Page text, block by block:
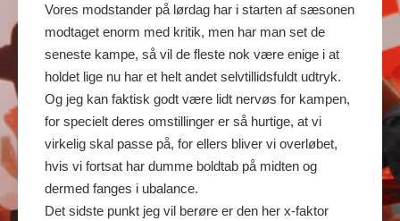
Vores modstander på lørdag har i starten af sæsonen
modtaget enorm med kritik, men har man set de
seneste kampe, så vil de fleste nok være enige i at
holdet lige nu har et helt andet selvtillidsfuldt udtryk.
Og jeg kan faktisk godt være lidt nervøs for kampen,
for specielt deres omstillinger er så hurtige, at vi
virkelig skal passe på, for ellers bliver vi overløbet,
hvis vi fortsat har dumme boldtab på midten og
dermed fanges i ubalance.
Det sidste punkt jeg vil berøre er den her x-faktor